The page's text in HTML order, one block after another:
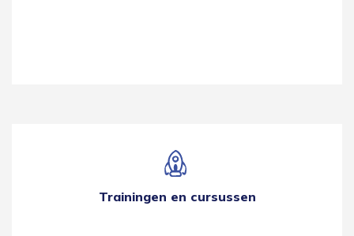
Trainingen en cursussen